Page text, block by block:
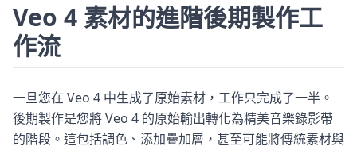
Veo 4 素材的進階後期製作工
作流
一旦您在 Veo 4 中生成了原始素材，工作只完成了一半。
後期製作是您將 Veo 4 的原始輸出轉化為精美音樂錄影帶
的階段。這包括調色、添加疊加層，甚至可能將傳統素材與